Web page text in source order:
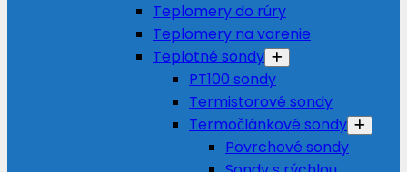
Teplomery do rúry
Teplomery na varenie
Teplotné sondy
PT100 sondy
Termistorové sondy
Termočlánkové sondy
Povrchové sondy